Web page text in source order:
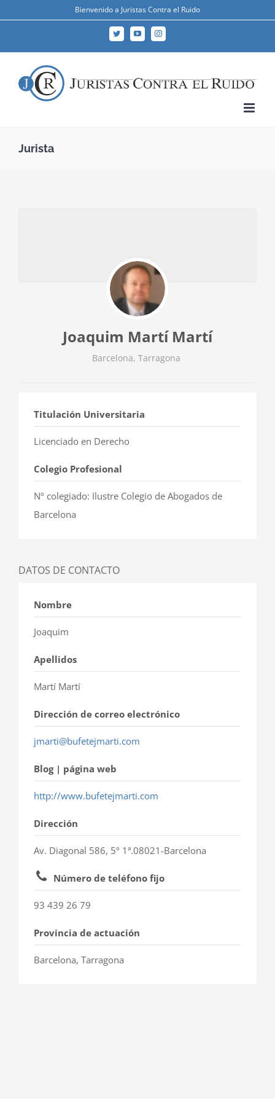
Bienvenido a Juristas Contra el Ruido
TwitterYouTubeInstagram
Jurista
Joaquim Martí Martí
Barcelona, Tarragona
Titulación Universitaria
Licenciado en Derecho
Colegio Profesional
Nº colegiado: Ilustre Colegio de Abogados de
Barcelona
DATOS DE CONTACTO
Nombre
Joaquim
Apellidos
Martí Martí
Dirección de correo electrónico
jmarti@bufetejmarti.com
Blog | página web
http://www.bufetejmarti.com
Dirección
Av. Diagonal 586, 5º 1ª.08021-Barcelona
Número de teléfono fijo
93 439 26 79
Provincia de actuación
Barcelona, Tarragona